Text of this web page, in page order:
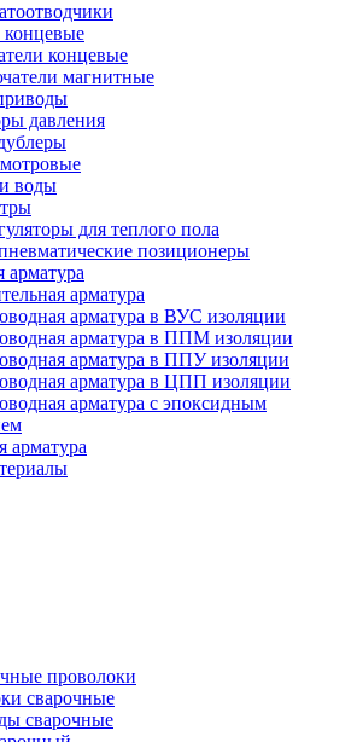
концевые
магнитные
давления
воды
для теплого пола
позиционеры
арматура
арматура
арматура в ВУС изоляции
арматура в ППМ изоляции
арматура в ППУ изоляции
арматура в ЦПП изоляции
арматура с эпоксидным
арматура
проволоки
сварочные
сварочные